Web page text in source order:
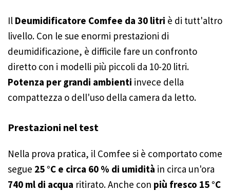
Il Deumidificatore Comfee da 30 litri è di tutt'altro
livello. Con le sue enormi prestazioni di
deumidificazione, è difficile fare un confronto
diretto con i modelli più piccoli da 10-20 litri.
Potenza per grandi ambienti invece della
compattezza o dell'uso della camera da letto.
Prestazioni nel test
Nella prova pratica, il Comfee si è comportato come
segue 25 °C e circa 60 % di umidità in circa un'ora
740 ml di acqua ritirato. Anche con più fresco 15 °C